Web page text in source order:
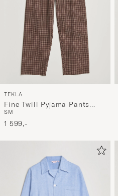
TEKLA
Fine Twill Pyjama Pants
Serra Checks
SM
1 599,-